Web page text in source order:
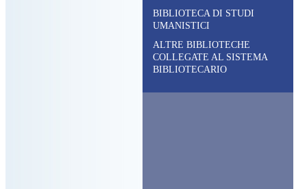
BIBLIOTECA DI STUDI
UMANISTICI
ALTRE BIBLIOTECHE
COLLEGATE AL SISTEMA
BIBLIOTECARIO